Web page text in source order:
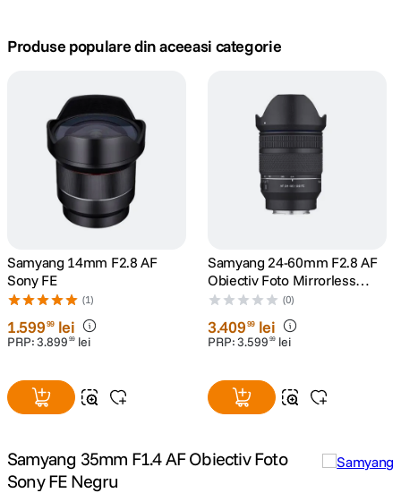
trepied telefon
peak design
5. canon sx740 hs
sony fx
8. card memorie
9. dji mic mini
Produse populare din aceeasi categorie
Samyang 14mm F2.8 AF
Sony FE
(1)
1.59999 lei
PRP:3.899 99 lei
Samyang 24-60mm F2.8 AF
Obiectiv Foto Mirrorless
Montura Sony E
(0)
3.40999 lei
PRP:3.599 99 lei
Samyang 35mm F1.4 AF Obiectiv Foto
Sony FE Negru